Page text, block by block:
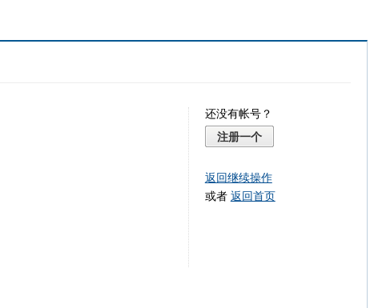
还没有帐号？
注册一个
返回继续操作
或者 返回首页